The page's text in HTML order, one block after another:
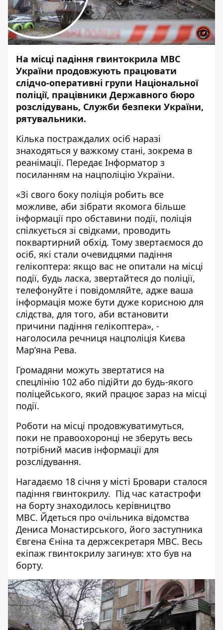
На місці падіння гвинтокрила МВС
України продовжують працювати
слідчо-оперативні групи Національної
поліції, працівники Державного бюро
розслідувань, Служби безпеки України,
рятувальники.
Кілька постраждалих осіб наразі
знаходяться у важкому стані, зокрема в
реанімації. Передає Інформатор з
посиланням на нацполіцію України.
«Зі свого боку поліція робить все
можливе, аби зібрати якомога більше
інформації про обставини події, поліція
спілкується зі свідками, проводить
поквартирний обхід. Тому звертаємося до
осіб, які стали очевидцями падіння
гелікоптера: якщо вас не опитали на місці
події, будь ласка, звертайтеся до поліції,
телефонуйте і повідомляйте, адже ваша
інформація може бути дуже корисною для
слідства, для того, аби встановити
причини падіння гелікоптера», -
наголосила речниця нацполіція Києва
Мар’яна Рева.
Громадяни можуть звертатися на
спецлінію 102 або підійти до будь-якого
поліцейського, який працює зараз на місці
події.
Роботи на місці продовжуватимуться,
поки не правоохоронці не зберуть весь
потрібний масив інформації для
розслідування.
Нагадаємо 18 січня у місті Бровари сталося
падіння гвинтокрилу. Під час катастрофи
на борту знаходилось керівництво
МВС. Йдеться про очільника відомства
Дениса Монастирського, його заступника
Євгена Єніна та держсекретаря МВС. Весь
екіпаж гвинтокрилу загинув: хто був на
борту.